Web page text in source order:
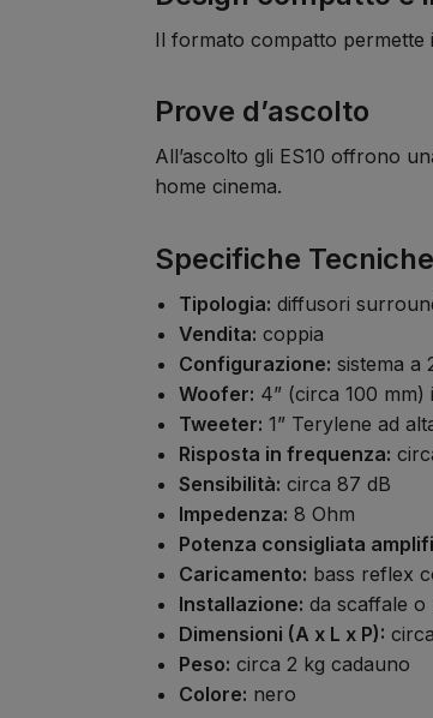
Il formato compatto permette
Prove d’ascolto
All’ascolto gli ES10 offrono
home cinema.
Specifiche Tecniche
Tipologia: diffusori
Vendita: coppia
Configurazione: sistema a
Woofer: 4” (circa 100
Tweeter: 1” Terylene ad
Risposta in frequenza:
Sensibilità: circa 87 dB
Impedenza: 8 Ohm
Potenza consigliata
Caricamento: bass reflex
Installazione: da scaffale o
Dimensioni (A x L x P):
Peso: circa 2 kg cadauno
Colore: nero